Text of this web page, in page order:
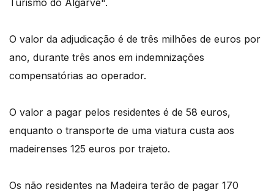
O valor da adjudicação é de três milhões de euros por
ano, durante três anos em indemnizações
compensatórias ao operador.
O valor a pagar pelos residentes é de 58 euros,
enquanto o transporte de uma viatura custa aos
madeirenses 125 euros por trajeto.
Os não residentes na Madeira terão de pagar 170